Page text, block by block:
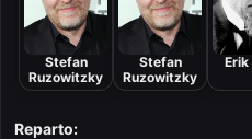
Stefan
Ruzowitzky
Stefan
Ruzowitzky
Erik
Reparto: